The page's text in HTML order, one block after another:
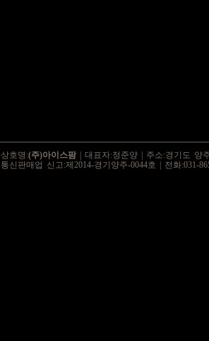
상호명:(주)아이스팜 | 대표자:정준양 | 주소:경기도 양
통신판매업 신고:제2014-경기양주-0044호 | 전화:031-